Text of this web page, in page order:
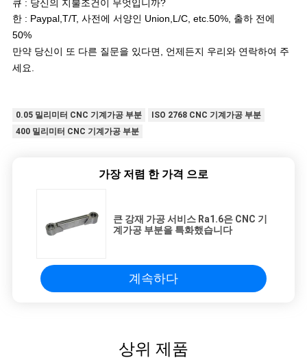
큐 : 당신의 지불조건이 무엇입니까?
한 : Paypal,T/T, 사전에 서양인 Union,L/C, etc.50%, 출하 전에
50%
만약 당신이 또 다른 질문을 있다면, 언제든지 우리와 연락하여 주
세요.
0.05 밀리미터 CNC 기계가공 부분
ISO 2768 CNC 기계가공 부분
400 밀리미터 CNC 기계가공 부분
가장 저렴 한 가격 으로
큰 강재 가공 서비스 Ra1.6은 CNC 기
계가공 부분을 특화했습니다
계속하다
상위 제품